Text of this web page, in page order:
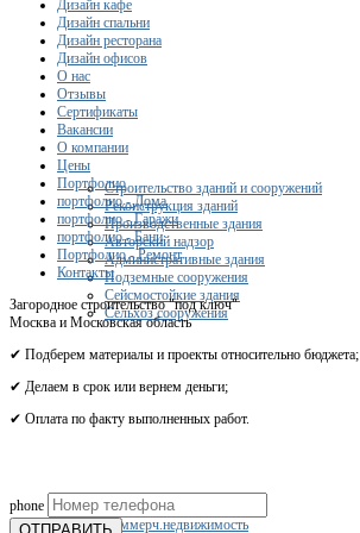
Строительство зданий и сооружений
Реконструкция зданий
Производственные здания
Авторский надзор
Административные здания
Подземные сооружения
Сейсмостойкие здания
Сельхоз сооружения
Склады
Коммерч.недвижимость
Дизайн кафе
Дизайн спальни
Дизайн ресторана
Дизайн офисов
О нас
Отзывы
Сертификаты
Вакансии
О компании
Цены
Портфолио
портфолио - Дома
портфолио - Гаражи
портфолио - Бани
Портфолио - Ремонт
Контакты
Загородное строительство "под ключ"
Москва и Московская область
✔ Подберем материалы и проекты относительно бюджета;
✔ Делаем в срок или вернем деньги;
✔ Оплата по факту выполненных работ.
phone